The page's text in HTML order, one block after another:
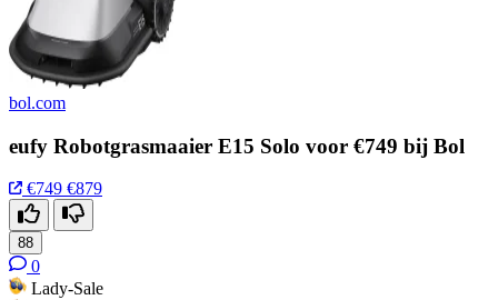
bol.com
eufy Robotgrasmaaier E15 Solo voor €749 bij Bol
€749 €879
88
0
Lady-Sale